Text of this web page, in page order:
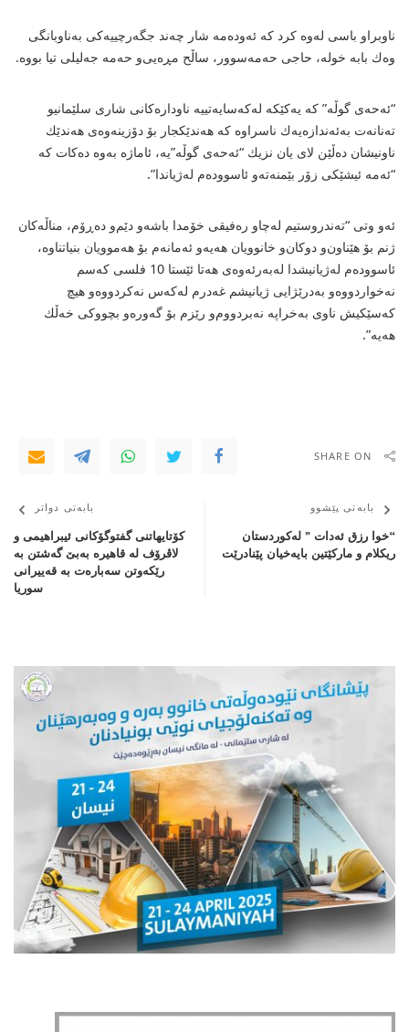
ناوبراو باسی لەوە كرد كە ئەودەمە شار چەند جگەرچییەكی بەناوبانگی
وەك بابە خولە، حاجی حەمەسوور، ساڵح مڕەیی‌و حەمە جەلیلی تیا بووە.
“ئەحەی گوڵە” كە یەكێكە لەكەسایەتییە ناودارەكانی شاری سلێمانیو
تەنانەت بەئەندازەیەك ناسراوە كە هەندێكجار بۆ دۆزینەوەی هەندێك
ناونیشان دەڵێن لای یان نزیك “ئەحەی گوڵە”یە، ئاماژە بەوە دەكات كە
“ئەمە ئیشێكی زۆر بێمنەتە‌و ئاسوودەم لەژیاندا”.
ئەو وتی “تەندروستیم لەچاو رەفیقی خۆمدا باشەو دێم‌و دەڕۆم، مناڵەكان
ژنم بۆ هێناون‌و دوكان‌و خانوویان هەیەو ئەمانەم بۆ هەموویان بنیاتناوە،
ئاسوودەم لەژیانیشدا لەبەرئەوەی هەتا ئێستا 10 فلسی كەسم
نەخواردووەو بەدرێژایی ژیانیشم غەدرم لەكەس نەكردووەو هیچ
كەسێكیش ناوی بەخراپە نەبردووم‌و رێزم بۆ گەورەو بچووكی خەڵك
هەیە”.
SHARE ON
بابەتی پێشوو
“خوا رزق ئەدات ” لەکوردستان
ریکلام و مارکێتین بایەخیان پێنادرێت
بابەتی دواتر
کۆتایهاتنى گفتوگۆکانى ئیبراهیمى و
لاڤرۆف لە قاهیرە بەبێ گەشتن بە
رێکەوتن سەبارەت بە قەییرانى
سوریا